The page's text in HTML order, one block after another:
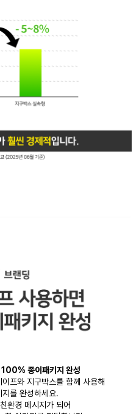
100% 종이패키지 완성
프와 지구박스를 함께 사용해
를 완성하세요.
환경 메시지가 되어